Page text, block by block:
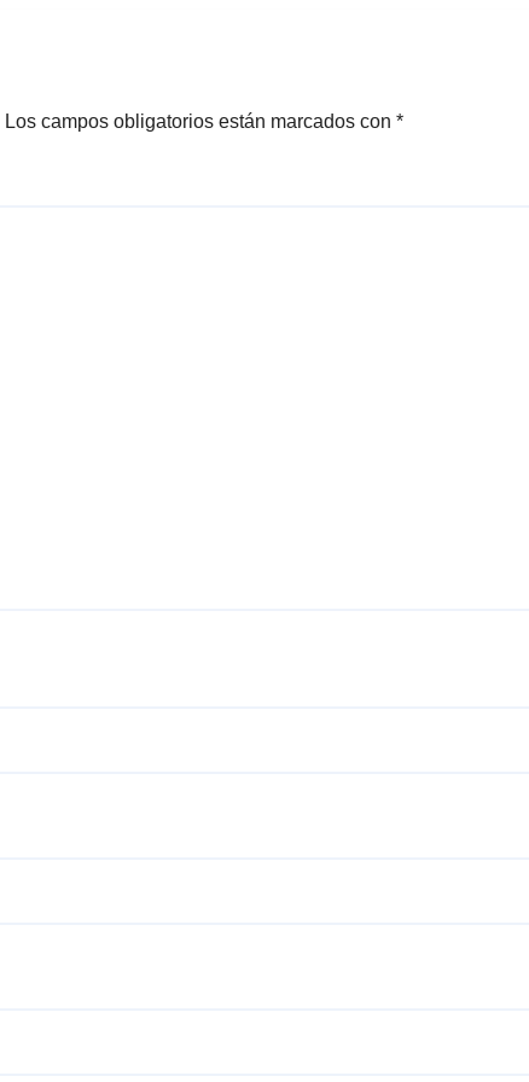
Los campos obligatorios están marcados con *